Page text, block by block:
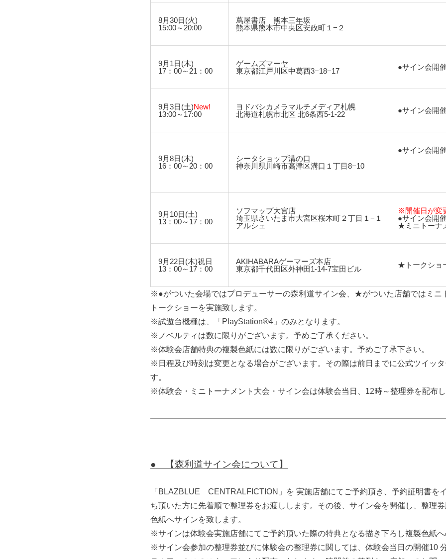
8月30日(火)
15:00～20:00
蔦屋書店 熊本三年坂
熊本県熊本市中央区安政町１−２
9月1日(木)
17：00～21：00
ゲームズマーヤ
東京都江戸川区中葛西3−18−17
●サイン会開
9月3日(土)New!
13:00～17:00
ヨドバシカメラマルチメディア札幌
北海道札幌市北区 北6条西5-1-22
●サイン会開
9月8日(木)
16：00～20：00
シータショップ溝の口
神奈川県川崎市高津区溝口１丁目8−10
●サイン会開
9月10日(土)
13：00～17：00
ソフマップ大宮店
埼玉県さいたま市大宮区桜木町２丁目１−１
アルシェ
※開催日が変
●サイン会開
★ミニトーナ
9月22日(木)祝日
13：00～17：00
AKIHABARAゲーマーズ本店
東京都千代田区外神田1-14-7宝田ビル
★トークショ
※●がついた会場ではプロデューサーの森利道サイン会、★がついた店舗ではミニ
トークショーを実施致します。
※試遊台機種は、「PlayStation®4」のみとなります。
※ノベルティは数に限りがございます。予めご了承ください。
※体験会店舗特典の複製色紙には数に限りがございます。予めご了承下さい。
※日程及び時刻は変更となる場合がございます。その際は前日までに公式ツイッタ
す。
※体験会・ミニトーナメント大会・サイン会は体験会当日、12時～整理券を配布し
● 【森利道サイン会について】
「BLAZBLUE CENTRALFICTION」を 実施店舗にてご予約頂き、予約証明書を
ち頂いた方に先着順で整理券をお渡しします。その後、サイン会を開催し、整理
色紙へサインを致します。
※サインは体験会実施店舗にてご予約頂いた際の特典となる描き下ろし複製色紙へ
※サイン会参加の整理券並びに体験会の整理券に関しては、体験会当日の開催10